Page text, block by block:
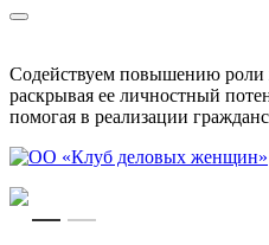
Содействуем повышению
раскрывая ее личностный
помогая в реализации
RUEN